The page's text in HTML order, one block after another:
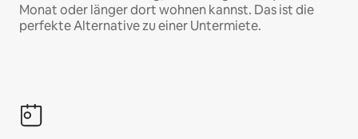
Monat oder länger dort wohnen kannst. Das ist die
perfekte Alternative zu einer Untermiete.